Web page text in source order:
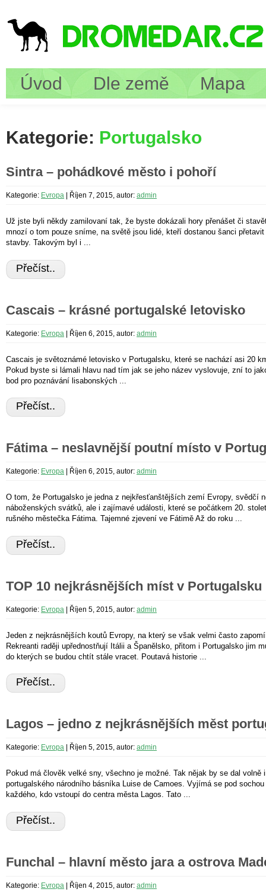
Úvod Dle země Mapa
Kategorie: Portugalsko
Sintra – pohádkové město i pohoří
Kategorie: Evropa Říjen 7, 2015, autor: admin
Už jste byli někdy zamilovaní tak, že byste dokázali hory přenášet či
mnozí o tom pouze sníme, na světě jsou lidé, kteří dostanou šanci
stavby. Takovým byl i ...
Přečíst..
Cascais – krásné portugalské letovisko
Kategorie: Evropa | Říjen 6, 2015, autor: admin
Cascais je světoznámé letovisko v Portugalsku, které se nachází asi 20
Pokud byste si lámali hlavu nad tím jak se jeho název vyslovuje, zní to
bod pro poznávání lisabonských ...
Přečíst..
Fátima – neslavnější poutní místo v
Kategorie: Evropa Říjen 6, 2015, autor: admin
O tom, že Portugalsko je jedna z nejkřesťanštějších zemí Evropy, svědčí
náboženských svátků, ale i zajímavé události, které se počátkem 20.
rušného městečka Fátima. Tajemné zjevení ve Fátimě Až do roku ...
Přečíst..
TOP 10 nejkrásnějších míst v Portugalsku
Kategorie: Evropa | Říjen 5, 2015, autor: admin
Jeden z nejkrásnějších koutů Evropy, na který se však velmi často
Rekreanti raději upřednostňují Itálii a Španělsko, přitom i Portugalsko jim
do kterých se budou chtít stále vracet. Poutavá historie ...
Přečíst..
Lagos – jedno z nejkrásnějších měst
Kategorie: Evropa Říjen 5, 2015, autor: admin
Pokud má člověk velké sny, všechno je možné. Tak nějak by se dal volně
portugalského národního básníka Luise de Camoes. Vyjímá se pod
každého, kdo vstoupí do centra města Lagos. Tato ...
Přečíst..
Funchal – hlavní město jara a ostrova
Kategorie: Evropa | Říjen 4, 2015, autor: admin